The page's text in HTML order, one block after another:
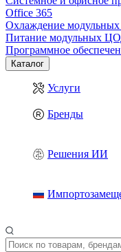
Office 365
Охлаждение
Питание модульных
Программное
Каталог
Услуги
Бренды
Решения ИИ